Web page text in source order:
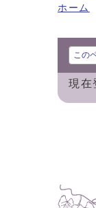
ホーム
この
現在